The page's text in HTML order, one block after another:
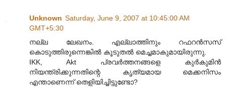
Unknown Saturday, June 9, 2007 at 10:45:00 AM
GMT+5:30
നല്ല ലേഖനം. എല്ലാത്തിനും റഫറന്‍സസ്
കൊടുത്തിരുന്നെങ്കില്‍ കൂടുതല്‍ മെച്ചമാകുമായിരുന്നു.
IKK, Akt പ്രവര്‍ത്തനങ്ങളെ കുര്‍കുമിന്‍
നിയന്ത്രിക്കുന്നതിന്റെ കൃത്യമായ മെക്കനിസം
എന്താണെന്ന് തെളിയിച്ചിട്ടുണ്ടോ?